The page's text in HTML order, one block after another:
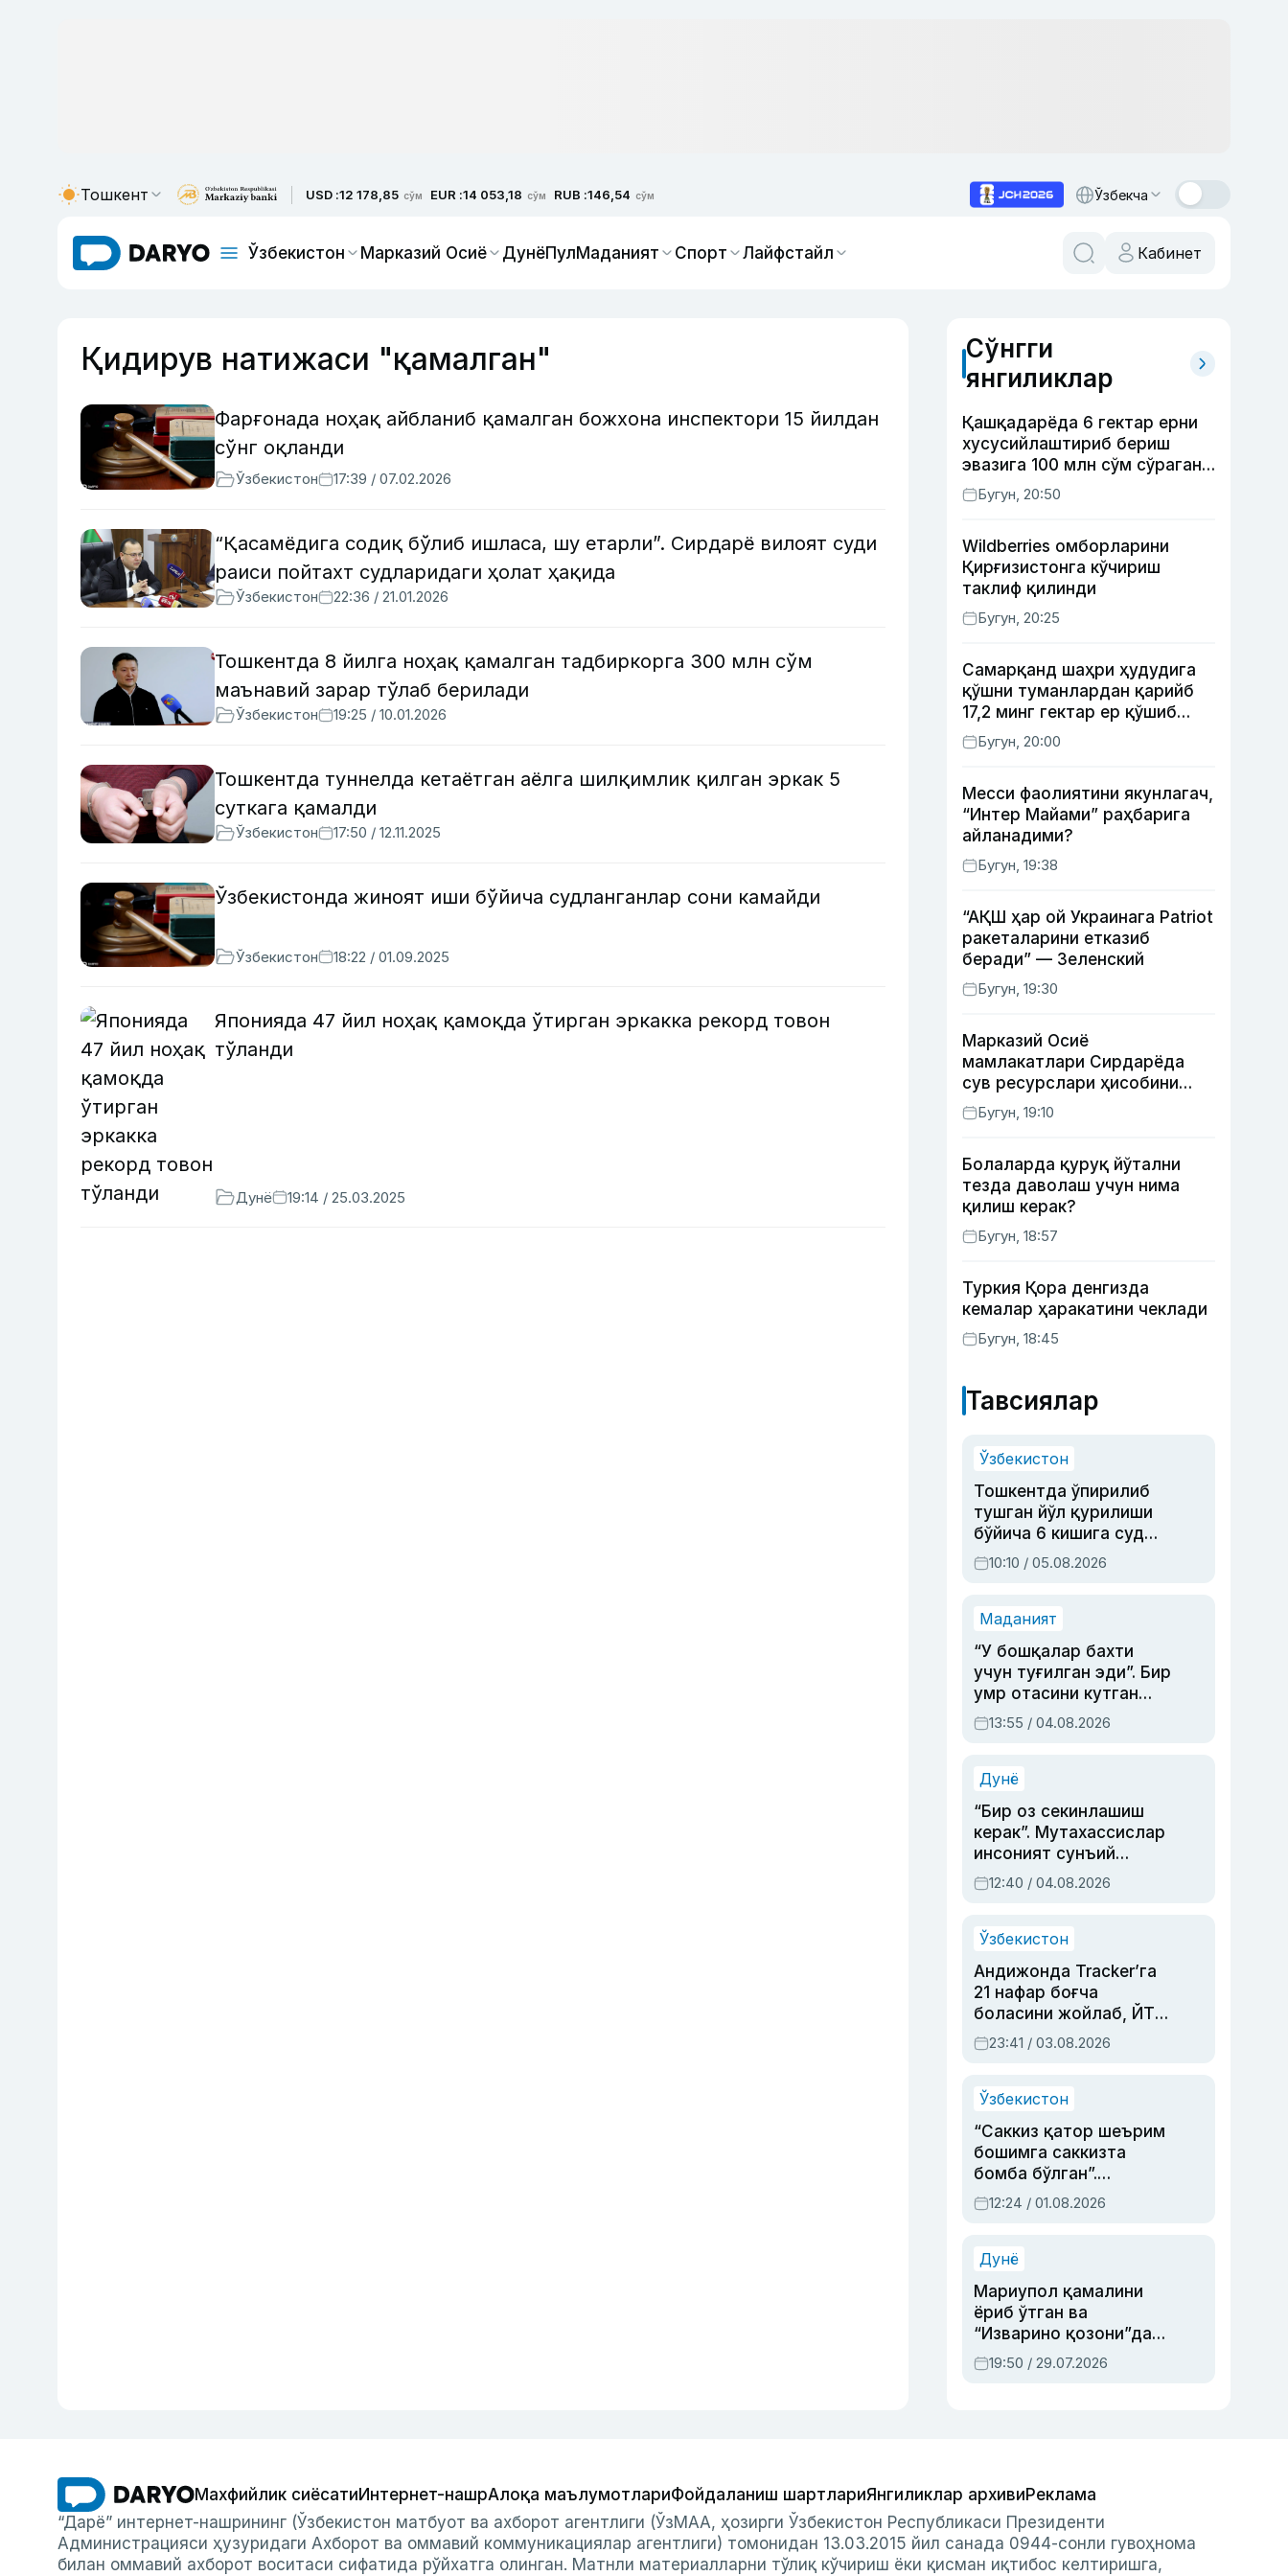
Тошкент USD :12 178,85 сўм EUR :14 053,18 сўм RUB :146,54 сўм Ўзбекча
Ўзбекистон Марказий Осиё ДунёПулМаданият Спорт Лайфстайл Кабинет
Қидирув натижаси "қамалган"
Фарғонада ноҳақ айбланиб қамалган божхона инспектори 15 йилдан
сўнг оқланди
Ўзбекистон 17:39 / 07.02.2026
“Қасамёдига содиқ бўлиб ишласа, шу етарли”. Сирдарё вилоят суди
раиси пойтахт судларидаги ҳолат ҳақида
Ўзбекистон 22:36 / 21.01.2026
Тошкентда 8 йилга ноҳақ қамалган тадбиркорга 300 млн сўм
маънавий зарар тўлаб берилади
Ўзбекистон 19:25 / 10.01.2026
Тошкентда туннелда кетаётган аёлга шилқимлик қилган эркак 5
суткага қамалди
Ўзбекистон 17:50 / 12.11.2025
Ўзбекистонда жиноят иши бўйича судланганлар сони камайди
Ўзбекистон 18:22 / 01.09.2025
Японияда 47 йил ноҳақ қамоқда ўтирган эркакка рекорд товон
тўланди
Дунё 19:14 / 25.03.2025
Сўнгги
янгиликлар
Қашқадарёда 6 гектар ерни
хусусийлаштириб бериш
эвазига 100 млн сўм сўраган
шахс ушланди
Бугун, 20:50
Wildberries омборларини
Қирғизистонга кўчириш
таклиф қилинди
Бугун, 20:25
Самарқанд шаҳри ҳудудига
қўшни туманлардан қарийб
17,2 минг гектар ер қўшиб
берилади
Бугун, 20:00
Месси фаолиятини якунлагач,
“Интер Майами” раҳбарига
айланадими?
Бугун, 19:38
“АҚШ ҳар ой Украинага Patriot
ракеталарини етказиб
беради” — Зеленский
Бугун, 19:30
Марказий Осиё
мамлакатлари Сирдарёда
сув ресурслари ҳисобини
автоматлаштириш режасини
ишлаб чиқишни маъқуллади
Бугун, 19:10
Болаларда қуруқ йўтални
тезда даволаш учун нима
қилиш керак?
Бугун, 18:57
Туркия Қора денгизда
кемалар ҳаракатини чеклади
Бугун, 18:45
Тавсиялар
Ўзбекистон
Тошкентда ўпирилиб
тушган йўл қурилиши
бўйича 6 кишига суд
ҳукми ўқилди
10:10 / 05.08.2026
Маданият
“У бошқалар бахти
учун туғилган эди”. Бир
умр отасини кутган
актриса ва дубльяж
устаси Римма
синовларга тўла ҳаёти
13:55 / 04.08.2026
Дунё
“Бир оз секинлашиш
керак”. Мутахассислар
инсоният сунъий
интеллектни бошқара
олмай қолишидан
12:40 / 04.08.2026
Ўзбекистон
Андижонда Tracker’га
21 нафар боғча
боласини жойлаб, ЙТҲ
содир этган аёлга суд
ҳукми ўқилди
23:41 / 03.08.2026
Ўзбекистон
“Саккиз қатор шеърим
бошимга саккизта
бомба бўлган”.
Абдулла Ориповни
сиёсий айбловлардан
12:24 / 01.08.2026
Дунё
Мариупол қамалини
ёриб ўтган ва
“Изварино қозони”дан
чиққан қаҳрамон —
Украина армияси бош
19:50 / 29.07.2026
Махфийлик сиёсатиИнтернет-нашрАлоқа маълумотлариФойдаланиш шартлариЯнгиликлар архивиРеклама
“Дарё” интернет-нашрининг (Ўзбекистон матбуот ва ахборот агентлиги (ЎзМАА, ҳозирги Ўзбекистон Республикаси Президенти
Администрацияси ҳузуридаги Ахборот ва оммавий коммуникациялар агентлиги) томонидан 13.03.2015 йил санада 0944-сонли гувоҳнома
билан оммавий ахборот воситаси сифатида рўйхатга олинган. Матнли материалларни тўлиқ кўчириш ёки қисман иқтибос келтиришга,